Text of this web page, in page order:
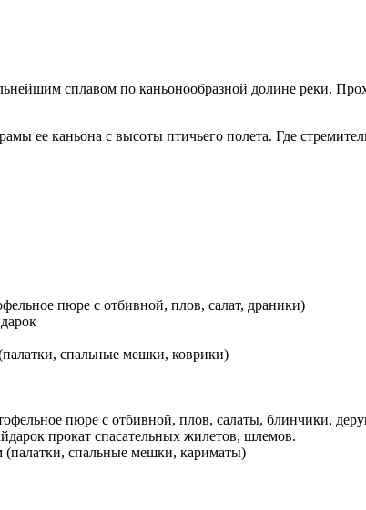
сплавом по каньонообразной долине реки.
ее каньона с высоты птичьего полета. Где
пюре с отбивной, плов, салат, драники)
спальные мешки, коврики)
пюре с отбивной, плов, салаты, блинчики,
прокат спасательных жилетов, шлемов.
(палатки, спальные мешки, кариматы)